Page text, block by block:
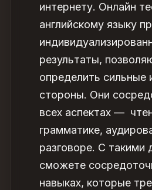
интернету. Онлайн
английскому языку
результаты,
определить сильные
стороны. Они
всех аспектах —
грамматике,
разговоре. С такими
сможете
навыках, которые